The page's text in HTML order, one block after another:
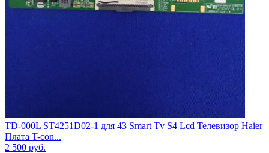
TD-000L ST4251D02-1 для 43 Smart Tv S4 Lcd Телевизор Haier
Плата T-con...
2 500 руб.